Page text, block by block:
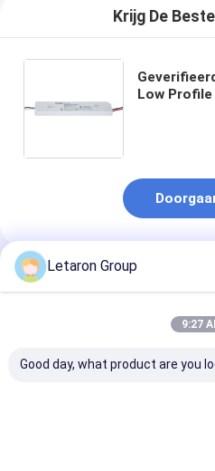
Krijg De
Low
Geadviseerde Producten
Letaron Group
9:27
Good day, what product are you